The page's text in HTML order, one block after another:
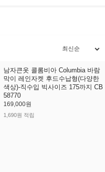
남자큰옷 콜롬비아 Columbia 바람
막이 레인자켓 후드수납형(다양한
색상)-직수입 빅사이즈 175까지 CB
58770
169,000원
1,690원 적립